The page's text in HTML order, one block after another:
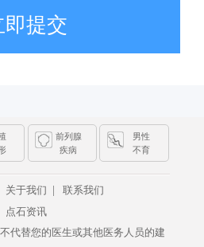
即提交
前列腺
疾病
男性
不育
关于我们 |
联系我们
点石资讯
代替您的医生或其他医务人员的建